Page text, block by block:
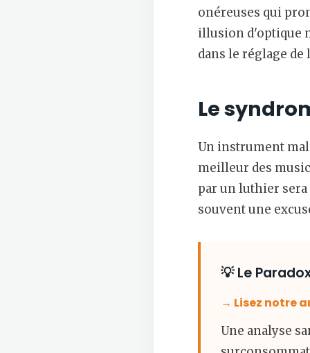
onéreuses qui
illusion d'optique
dans le réglage
Le
Un instrument
meilleur des
par un luthier
souvent une
💡 Le
→ Lisez notre
Une analyse